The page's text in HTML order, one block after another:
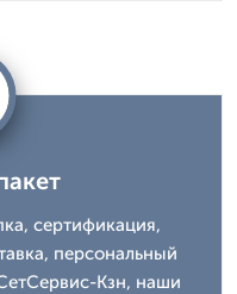
сертификация,
персональный
Кзн, наши